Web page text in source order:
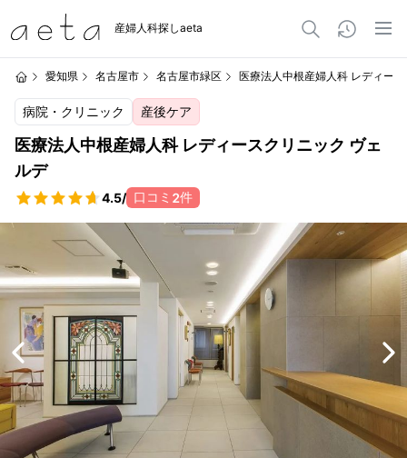
産婦人科探しaeta
愛知県 名古屋市 名古屋市緑区 医療法人中根産婦人科 レディー
病院・クリニック 産後ケア
医療法人中根産婦人科 レディースクリニック ヴェ
ルデ
4.5/ 口コミ 2件